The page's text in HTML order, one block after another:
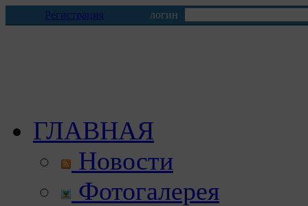
Регистрация логин
ГЛАВНАЯ
Новости
Фотогалерея